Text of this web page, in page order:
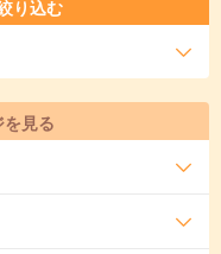
り込む
見る